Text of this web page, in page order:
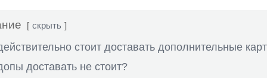
скрыть
стоит доставать дополнительные
доставать не стоит?